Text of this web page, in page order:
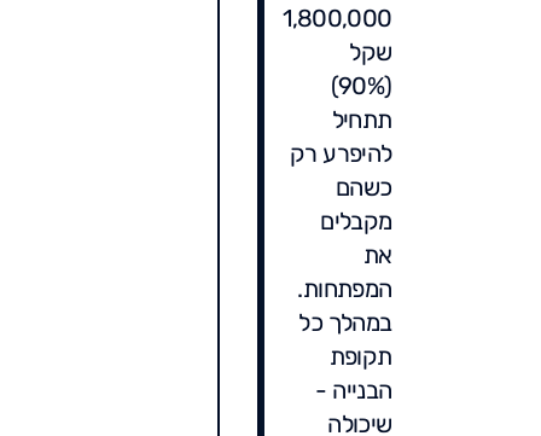
1,800,000
שקל
(90%)
תתחיל
להיפרע רק
כשהם
מקבלים
את
המפתחות.
במהלך כל
תקופת
הבנייה -
שיכולה